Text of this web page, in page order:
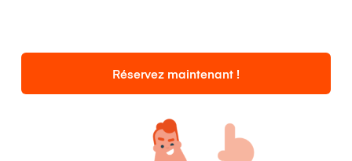
Réservez maintenant !